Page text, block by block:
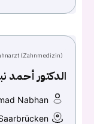
(Zahnmedizin)
الدكتور أحمد
Nabhan